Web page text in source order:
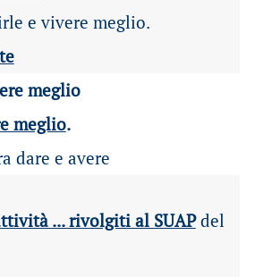
e vivere meglio.
meglio.
dare e avere
... rivolgiti al SUAPdel